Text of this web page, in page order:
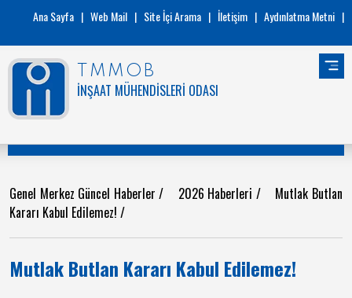
Ana Sayfa | Web Mail | Site İçi Arama | İletişim | Aydınlatma Metni |
TMMOB
İNŞAAT MÜHENDİSLERİ ODASI
Genel Merkez Güncel Haberler/ 2026 Haberleri/ Mutlak Butlan
Kararı Kabul Edilemez! /
Mutlak Butlan Kararı Kabul Edilemez!